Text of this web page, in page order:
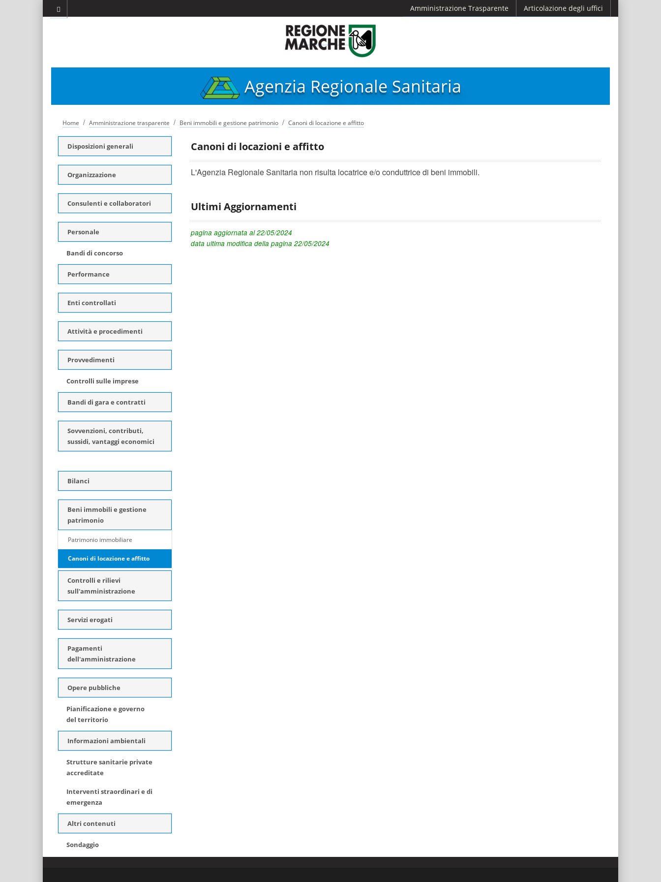
Articolazione degli uffici
Amministrazione Trasparente
Agenzia Regionale Sanitaria
Home / Amministrazione trasparente / Beni immobili e gestione patrimonio / Canoni di locazione e affitto
Disposizioni generali
Organizzazione
Consulenti e collaboratori
Personale
Bandi di concorso
Performance
Enti controllati
Attività e procedimenti
Provvedimenti
Controlli sulle imprese
Bandi di gara e contratti
Sovvenzioni, contributi,
sussidi, vantaggi economici
Bilanci
Beni immobili e gestione
patrimonio
Patrimonio immobiliare
Canoni di locazione e affitto
Controlli e rilievi
sull'amministrazione
Servizi erogati
Pagamenti
dell'amministrazione
Opere pubbliche
Pianificazione e governo
del territorio
Informazioni ambientali
Strutture sanitarie private
accreditate
Interventi straordinari e di
emergenza
Altri contenuti
Sondaggio
Canoni di locazioni e affitto
L'Agenzia Regionale Sanitaria non risulta locatrice e/o conduttrice di beni immobili.
Ultimi Aggiornamenti
pagina aggiornata al 22/05/2024
data ultima modifica della pagina 22/05/2024